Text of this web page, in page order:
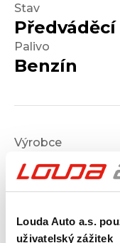
Louda Auto a.s.
uživatelský zážitek
Stav
Předváděcí
Palivo
Benzín
Výrobce
Výbava
Tribe Edition
2.0 TSI 300 k